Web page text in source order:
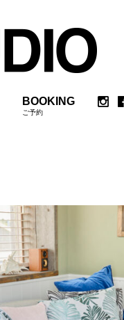
BOOKING
ご予約